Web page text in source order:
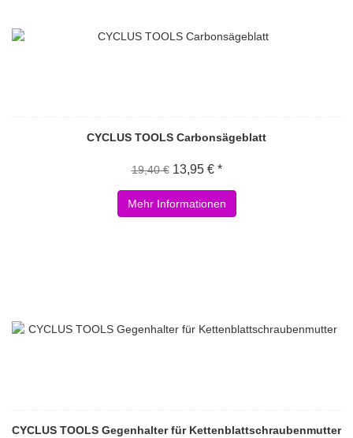
CYCLUS TOOLS Carbonsägeblatt
19,40 € 13,95 € *
Mehr Informationen
CYCLUS TOOLS Gegenhalter für Kettenblattschraubenmutter